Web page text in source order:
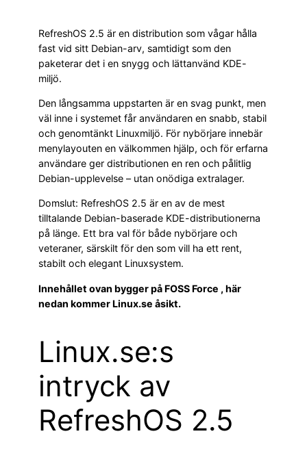
RefreshOS 2.5 är en distribution som vågar hålla
fast vid sitt Debian-arv, samtidigt som den
paketerar det i en snygg och lättanvänd KDE-
miljö.
Den långsamma uppstarten är en svag punkt, men
väl inne i systemet får användaren en snabb, stabil
och genomtänkt Linuxmiljö. För nybörjare innebär
menylayouten en välkommen hjälp, och för erfarna
användare ger distributionen en ren och pålitlig
Debian-upplevelse – utan onödiga extralager.
Domslut: RefreshOS 2.5 är en av de mest
tilltalande Debian-baserade KDE-distributionerna
på länge. Ett bra val för både nybörjare och
veteraner, särskilt för den som vill ha ett rent,
stabilt och elegant Linuxsystem.
Innehållet ovan bygger på FOSS Force , här
nedan kommer Linux.se åsikt.
Linux.se:s
intryck av
RefreshOS 2.5